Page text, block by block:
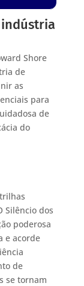
Shore
de
as
para
de
do
Silêncio dos
poderosa
e acorde
de
se tornam